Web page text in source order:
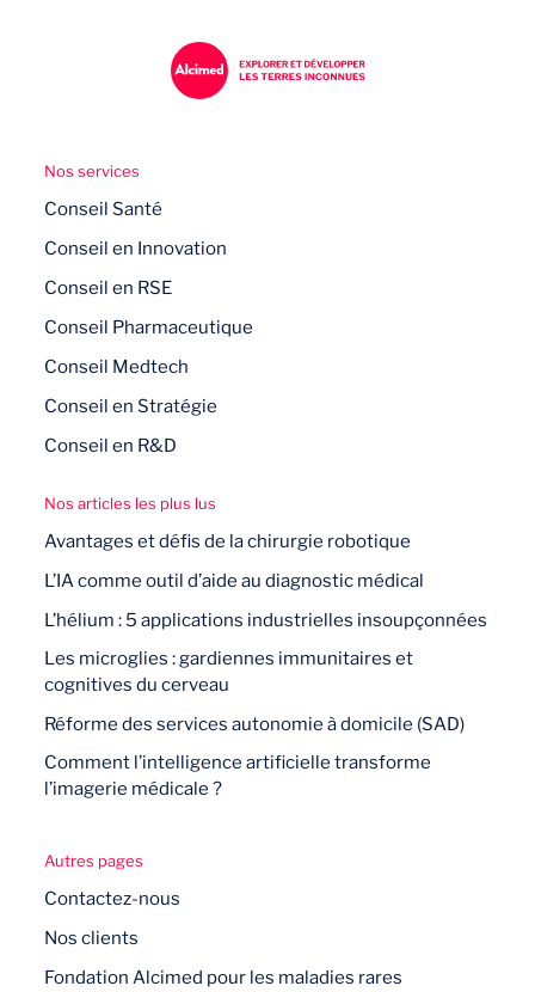
Nos services
Conseil Santé
Conseil en Innovation
Conseil en RSE
Conseil Pharmaceutique
Conseil Medtech
Conseil en Stratégie
Conseil en R&D
Nos articles les plus lus
Avantages et défis de la chirurgie robotique
L’IA comme outil d’aide au diagnostic médical
L’hélium : 5 applications industrielles insoupçonnées
Les microglies : gardiennes immunitaires et
cognitives du cerveau
Réforme des services autonomie à domicile (SAD)
Comment l’intelligence artificielle transforme
l’imagerie médicale ?
Autres pages
Contactez-nous
Nos clients
Fondation Alcimed pour les maladies rares